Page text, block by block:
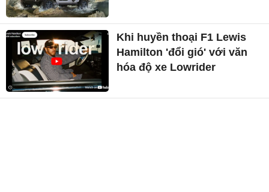
Khi huyền thoại F1 Lewis
Hamilton 'đổi gió' với văn
hóa độ xe Lowrider